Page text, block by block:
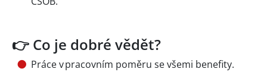
👉 Co je dobré vědět?
Práce v pracovním poměru se všemi benefity.